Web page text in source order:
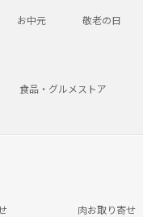
お中元 敬老の日
食品・グルメストア
肉お取り寄せ